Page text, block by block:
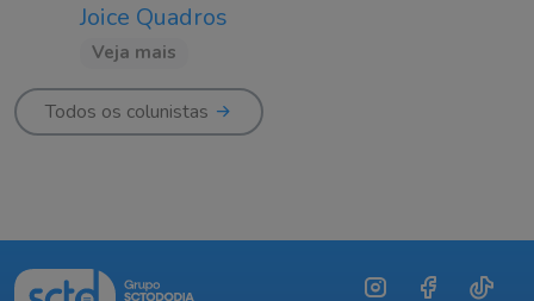
Joice Quadros
Veja mais
Todos os colunistas